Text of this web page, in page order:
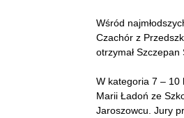
Wśród
Czachór z
otrzymał
W kategoria 7 – 10
Marii Ładoń ze
Jaroszowcu. Jury